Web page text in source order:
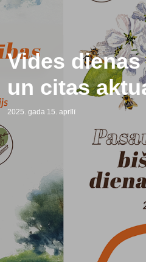
Vides dienas
un citas
2025. gada 15. aprīlī